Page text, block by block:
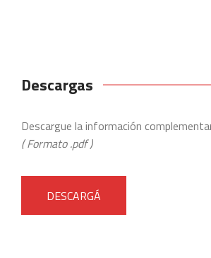
Descargas
Descargue la información
( Formato .pdf )
DESCARGÁ